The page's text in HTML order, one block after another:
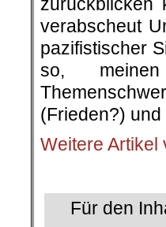
zurückblicken
verabscheut
pazifistischer
so,
(Frieden?)
Weitere Artikel
Für den